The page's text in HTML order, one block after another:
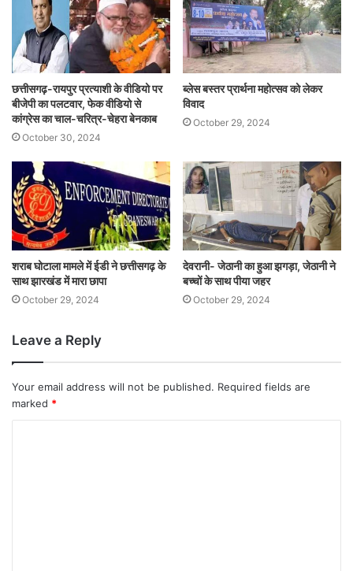
छत्तीसगढ़-रायपुर प्रत्याशी के वीडियो पर
बीजेपी का पलटवार, फेक वीडियो से
कांग्रेस का चाल-चरित्र-चेहरा बेनकाब
October 30, 2024
ब्लेस बस्तर प्रार्थना महोत्सव को लेकर
विवाद
October 29, 2024
शराब घोटाला मामले में ईडी ने छत्तीसगढ़ के
साथ झारखंड में मारा छापा
October 29, 2024
देवरानी- जेठानी का हुआ झगड़ा, जेठानी ने
बच्चों के साथ पीया जहर
October 29, 2024
Leave a Reply
Your email address will not be published. Required fields are
marked *